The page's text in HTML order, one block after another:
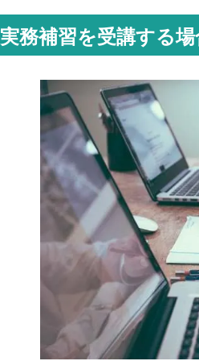
実務補習を受講する